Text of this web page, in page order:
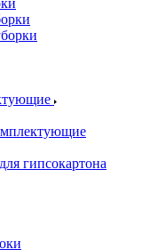
гипсокартона